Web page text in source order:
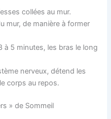
collées au mur.
mur, de manière à former
à 5 minutes, les bras le long
nerveux, détend les
corps au repos.
» de Sommeil